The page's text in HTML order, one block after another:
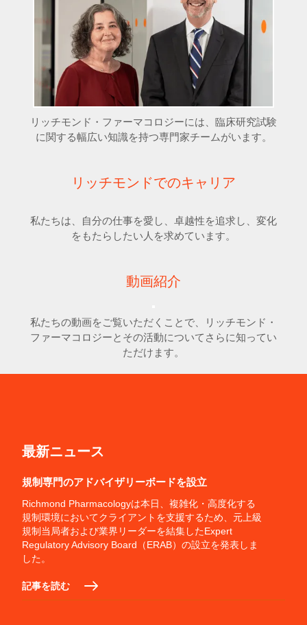
リッチモンド・ファーマコロジーには、臨床研究試験
に関する幅広い知識を持つ専門家チームがいます。
リッチモンドでのキャリア
私たちは、自分の仕事を愛し、卓越性を追求し、変化
をもたらしたい人を求めています。
動画紹介
私たちの動画をご覧いただくことで、リッチモンド・
ファーマコロジーとその活動についてさらに知ってい
ただけます。
最新ニュース
規制専門のアドバイザリーボードを設立
Richmond Pharmacologyは本日、複雑化・高度化する
規制環境においてクライアントを支援するため、元上級
規制当局者および業界リーダーを結集したExpert
Regulatory Advisory Board（ERAB）の設立を発表しま
した。
記事を読む